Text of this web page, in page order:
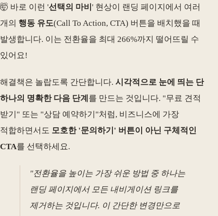
🤯 바로 이런 '선택의 마비 ' 현상이 랜딩 페이지에서 여러
개의 행동 유도(Call To Action, CTA) 버튼을 배치했을 때
발생합니다. 이는 전환율을 최대 266%까지 떨어뜨릴 수
있어요!
해결책은 놀랍도록 간단합니다. 시각적으로 눈에 띄는 단
하나의 명확한 다음 단계 를 만드는 것입니다. "무료 견적
받기" 또는 "상담 예약하기"처럼, 비즈니스에 가장
적합하면서도 모호한 '문의하기' 버튼이 아닌 구체적인
CTA를 선택하세요.
"전환율을 높이는 가장 쉬운 방법 중 하나는
랜딩 페이지에서 모든 내비게이션 링크를
제거하는 것입니다. 이 간단한 변경만으로